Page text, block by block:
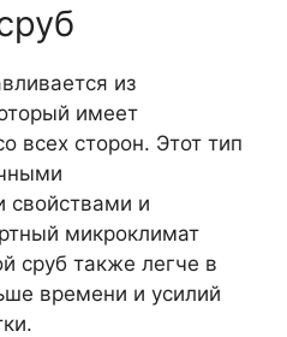
из
имеет
всех сторон. Этот тип
свойствами и
микроклимат
сруб также легче в
времени и усилий